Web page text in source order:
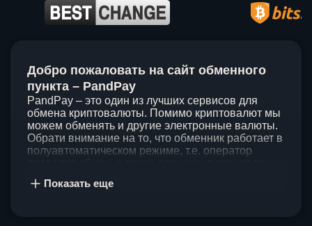
Добро пожаловать на сайт обменного
пункта – PandPay
PandPay – это один из лучших сервисов для
обмена криптовалюты. Помимо криптовалют мы
можем обменять и другие электронные валюты.
Обрати внимание на то, что обменник работает в
полуавтоматическом режиме, т.е. оператор
клиентов, поэтому стараемся проводить обмены
Показать еще